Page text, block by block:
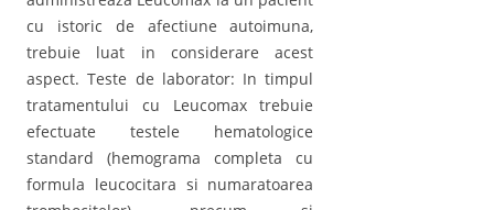
cu istoric de afectiune autoimuna,
trebuie luat in considerare acest
aspect. Teste de laborator: In timpul
tratamentului cu Leucomax trebuie
efectuate testele hematologice
standard (hemograma completa cu
formula leucocitara si numaratoarea